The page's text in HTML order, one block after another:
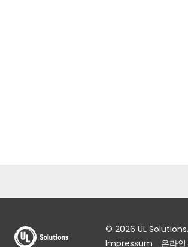
© 2026 UL
Impressum
온라